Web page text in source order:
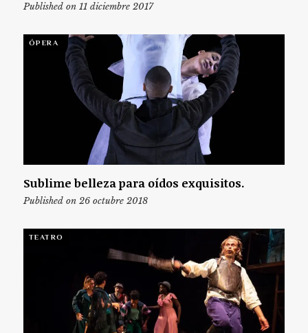
Published on 11 diciembre 2017
ÓPERA
Sublime belleza para oídos exquisitos.
Published on 26 octubre 2018
TEATRO